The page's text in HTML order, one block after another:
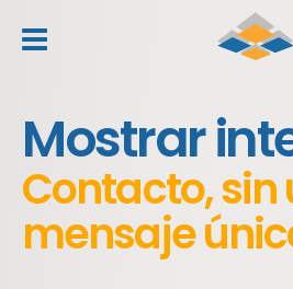
Mostrar
Contacto, sin
mensaje
header_toggle_navigation